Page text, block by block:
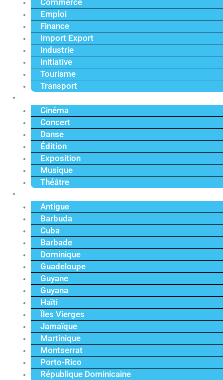
Commerce
Emploi
Finance
Import Export
Industrie
Initiative
Tourisme
Transport
Cinéma
Concert
Danse
Édition
Exposition
Musique
Théâtre
Antigue
Barbuda
Cuba
Barbade
Dominique
Guadeloupe
Guyane
Guyana
Haïti
Îles Vierges
Jamaïque
Martinique
Montserrat
Porto-Rico
République Dominicaine